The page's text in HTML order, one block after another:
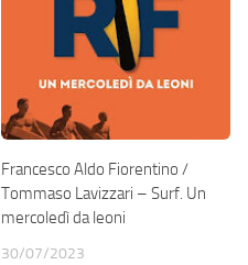
Francesco Aldo Fiorentino /
Tommaso Lavizzari – Surf. Un
mercoledì da leoni
30/07/2023